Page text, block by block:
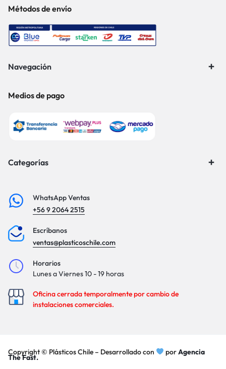
Métodos de envío
Navegación
Medios de pago
Categorías
WhatsApp Ventas
+56 9 2064 2515
Escríbanos
ventas@plasticoschile.com
Horarios
Lunes a Viernes 10 - 19 horas
Oficina cerrada temporalmente por cambio de
instalaciones comerciales.
Copyright © Plásticos Chile – Desarrollado con porAgencia
The Fast.